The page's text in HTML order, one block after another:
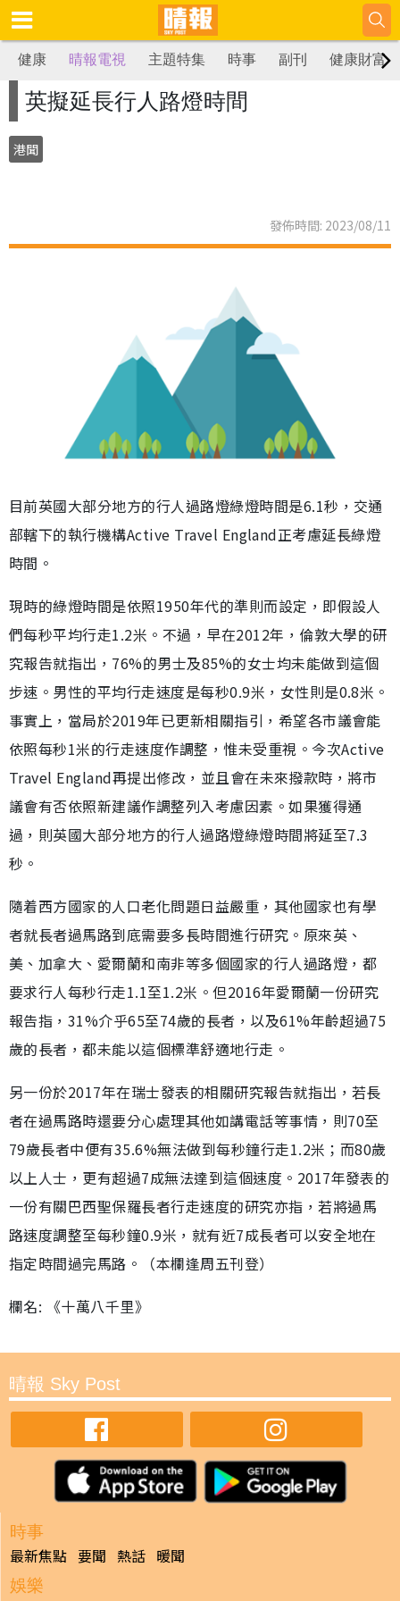
健康 晴報電視 主題特集 時事 副刊 健康財富
英擬延長行人路燈時間
港聞
發佈時間: 2023/08/11
目前英國大部分地方的行人過路燈綠燈時間是6.1秒，交通
部轄下的執行機構Active Travel England正考慮延長綠燈
時間。
現時的綠燈時間是依照1950年代的準則而設定，即假設人
們每秒平均行走1.2米。不過，早在2012年，倫敦大學的研
究報告就指出，76%的男士及85%的女士均未能做到這個
步速。男性的平均行走速度是每秒0.9米，女性則是0.8米。
事實上，當局於2019年已更新相關指引，希望各市議會能
依照每秒1米的行走速度作調整，惟未受重視。今次Active
Travel England再提出修改，並且會在未來撥款時，將市
議會有否依照新建議作調整列入考慮因素。如果獲得通
過，則英國大部分地方的行人過路燈綠燈時間將延至7.3
秒。
隨着西方國家的人口老化問題日益嚴重，其他國家也有學
者就長者過馬路到底需要多長時間進行研究。原來英、
美、加拿大、愛爾蘭和南非等多個國家的行人過路燈，都
要求行人每秒行走1.1至1.2米。但2016年愛爾蘭一份研究
報告指，31%介乎65至74歲的長者，以及61%年齡超過75
歲的長者，都未能以這個標準舒適地行走。
另一份於2017年在瑞士發表的相關研究報告就指出，若長
者在過馬路時還要分心處理其他如講電話等事情，則70至
79歲長者中便有35.6%無法做到每秒鐘行走1.2米；而80歲
以上人士，更有超過7成無法達到這個速度。2017年發表的
一份有關巴西聖保羅長者行走速度的研究亦指，若將過馬
路速度調整至每秒鐘0.9米，就有近7成長者可以安全地在
指定時間過完馬路。（本欄逢周五刊登）
欄名: 《十萬八千里》
晴報 Sky Post
時事
最新焦點 要聞 熱話 暖聞
娛樂